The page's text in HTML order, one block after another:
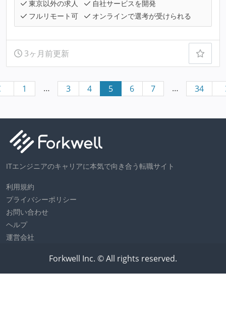
東京以外の求人
自社サービスを開発
フルリモート可
オンラインで選考が受けられる
3ヶ月前更新
1 … 3 4 5 6 7 … 34
ITエンジニアのキャリアに本気で向き合う転職サイト
利用規約
プライバシーポリシー
お問い合わせ
ヘルプ
運営会社
Forkwell Inc. © All rights reserved.